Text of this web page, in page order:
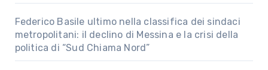
Federico Basile ultimo nella classifica dei sindaci
metropolitani: il declino di Messina e la crisi della
politica di “Sud Chiama Nord”